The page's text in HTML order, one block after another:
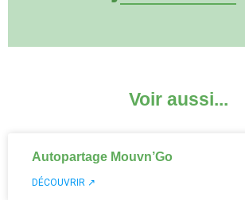
Voir aussi...
Autopartage Mouvn’Go
DÉCOUVRIR ↗